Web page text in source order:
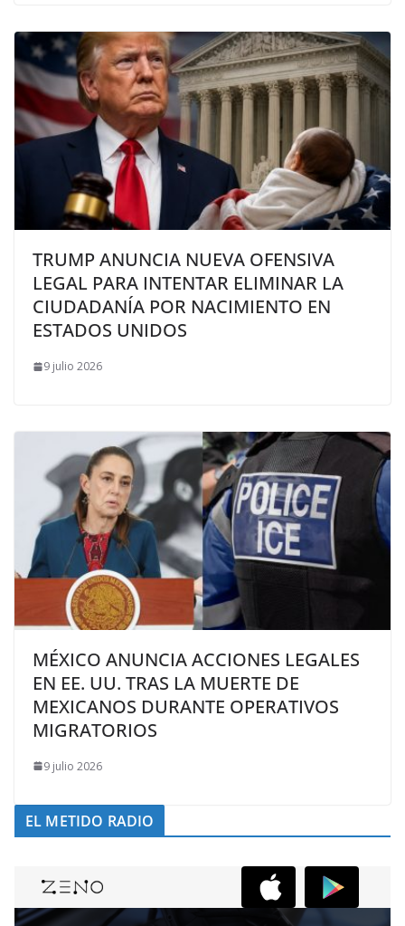
TRUMP ANUNCIA NUEVA OFENSIVA
LEGAL PARA INTENTAR ELIMINAR LA
CIUDADANÍA POR NACIMIENTO EN
ESTADOS UNIDOS
9 julio 2026
MÉXICO ANUNCIA ACCIONES LEGALES
EN EE. UU. TRAS LA MUERTE DE
MEXICANOS DURANTE OPERATIVOS
MIGRATORIOS
9 julio 2026
EL METIDO RADIO